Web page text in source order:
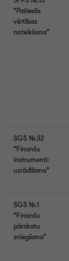
“Patiesās
vērtības
noteikšana”
SGS Nr.32
“Finanšu
instrumenti:
uzrādīšana”
SGS Nr.1
“Finanšu
pārskatu
sniegšana”